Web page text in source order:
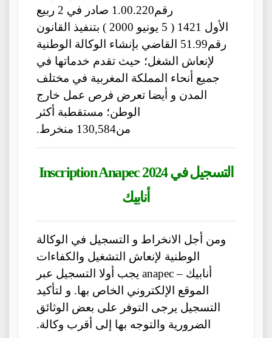
رقم1.00.220 صادر في 2 ربيع
الأول 1421 ( 5 يونيو 2000 ) بتنفيذ القانون
رقم51.99 القاضي بإنشاء الوكالة الوطنية
لإنعاش الشغل؛ حيث تقدم خدماتها في
جميع أنحاء المملكة المغربية في مختلف
المدن و أيضا تعرض فرص عمل خارج
الوطن؛ مستقطبة أكثر
من130,584 منخرط.
Inscription Anapec 2024 التسجيل في
أنابيك
ومن أجل الانخراط و التسجيل في الوكالة
الوطنية لإنعاش التشغيل والكفاءات
أنابيك – anapec يجب أولا التسجيل عبر
الموقع الإلكتروني الخاص بها. و لتأكيد
التسجيل يرجى التوفر على بعض الوثائق
الضرورية والتوجه بها إلى أقرب وكالة.